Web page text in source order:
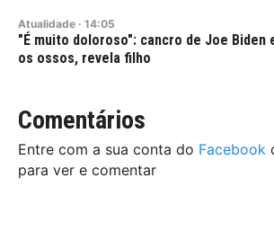
Atualidade · 14:05
"É muito doloroso": cancro de Joe Biden
os ossos, revela filho
Comentários
Entre com a sua conta do Facebook
para ver e comentar